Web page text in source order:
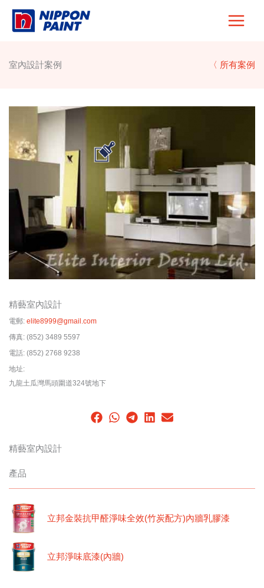
Skip
室內設計案例 〈 所有案例
精藝室內設計
電郵: elite8999@gmail.com
傳真: (852) 3489 5597
電話: (852) 2768 9238
地址:
九龍土瓜灣馬頭圍道324號地下
精藝室內設計
產品
立邦金裝抗甲醛淨味全效(竹炭配方)內牆乳膠漆
立邦淨味底漆(內牆)